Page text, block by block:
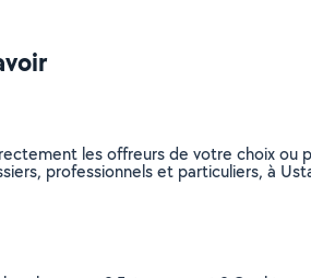
les offreurs de votre choix
professionnels et particuliers, à